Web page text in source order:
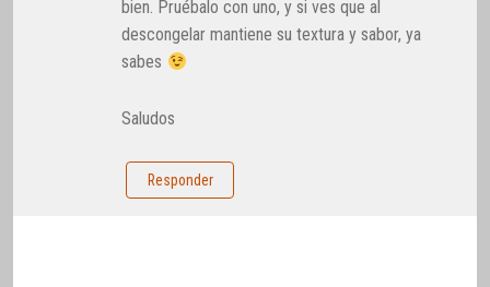
bien. Pruébalo con uno, y si ves que al
descongelar mantiene su textura y sabor, ya
sabes
Saludos
Responder